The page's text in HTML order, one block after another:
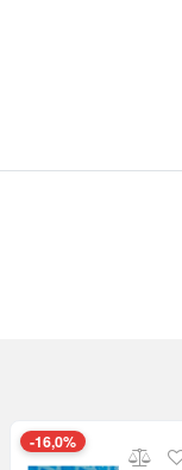
-16,0%